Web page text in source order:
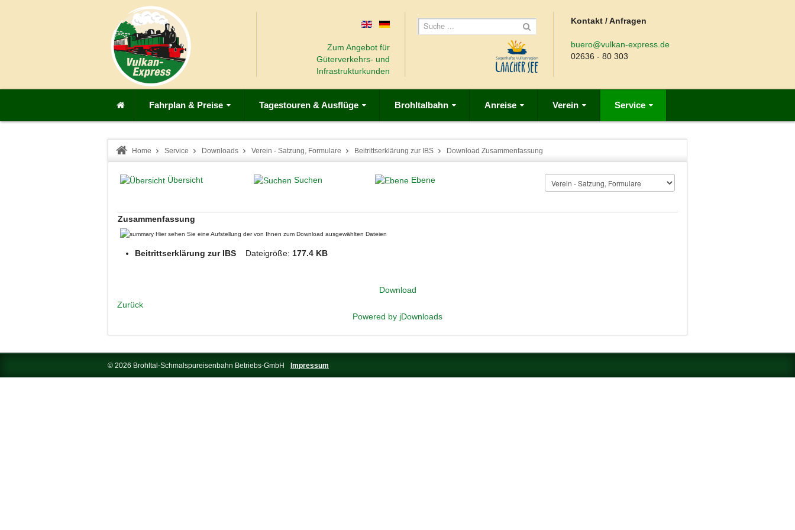
Zum Angebot für
Güterverkehrs- und
Infrastrukturkunden
Kontakt / Anfragen
buero@vulkan-express.de
02636 - 80 303
Fahrplan & Preise Tagestouren & Ausflüge Brohltalbahn Anreise Verein Service
Home Service Downloads Verein - Satzung, Formulare Beitrittserklärung zur IBS Download Zusammenfassung
Übersicht Suchen Ebene
Zusammenfassung
Hier sehen Sie eine Aufstellung der von Ihnen zum Download ausgewählten Dateien
Beitrittserklärung zur IBS Dateigröße: 177.4 KB
Download
Zurück
Powered by jDownloads
© 2026 Brohltal-Schmalspureisenbahn Betriebs-GmbH Impressum